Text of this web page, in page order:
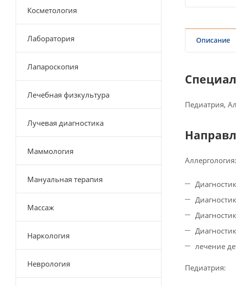
Описание
Педиатрия,
Аллергология:
лечение
Педиатрия:
Косметология
Лаборатория
Лапароскопия
Лечебная физкультура
Лучевая диагностика
Маммология
Мануальная терапия
Массаж
Наркология
Неврология